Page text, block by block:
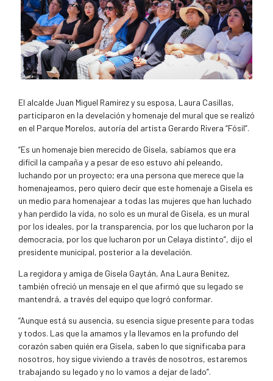
El alcalde Juan Miguel Ramírez y su esposa, Laura Casillas,
participaron en la develación y homenaje del mural que se realizó
en el Parque Morelos, autoría del artista Gerardo Rivera “Fósil”.
“Es un homenaje bien merecido de Gisela, sabíamos que era
difícil la campaña y a pesar de eso estuvo ahí peleando,
luchando por un proyecto; era una persona que merece que la
homenajeamos, pero quiero decir que este homenaje a Gisela es
un medio para homenajear a todas las mujeres que han luchado
y han perdido la vida, no solo es un mural de Gisela, es un mural
por los ideales, por la transparencia, por los que lucharon por la
democracia, por los que lucharon por un Celaya distinto”, dijo el
presidente municipal, posterior a la develación.
La regidora y amiga de Gisela Gaytán, Ana Laura Benitez,
también ofreció un mensaje en el que afirmó que su legado se
mantendrá, a través del equipo que logró conformar.
“Aunque está su ausencia, su esencia sigue presente para todas
y todos. Las que la amamos y la llevamos en la profundo del
corazón saben quién era Gisela, saben lo que significaba para
nosotros, hoy sigue viviendo a través de nosotros, estaremos
trabajando su legado y no lo vamos a dejar de lado”.